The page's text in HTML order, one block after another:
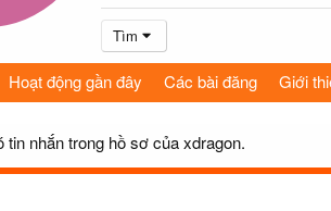
Tìm
Hoạt động gần đây Các bài đăng Giới
tin nhắn trong hồ sơ của xdragon.